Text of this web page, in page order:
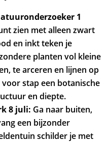
1
zien met alleen zwart
en inkt teken je
planten vol kleine
te arceren en lijnen op
stap een botanische
en diepte.
8 juli: Ga naar buiten,
een bijzonder
schilder je met